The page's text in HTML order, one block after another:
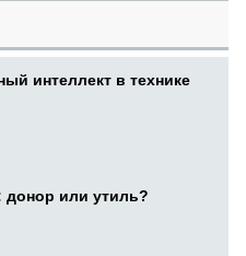
интеллект в технике
донор или утиль?